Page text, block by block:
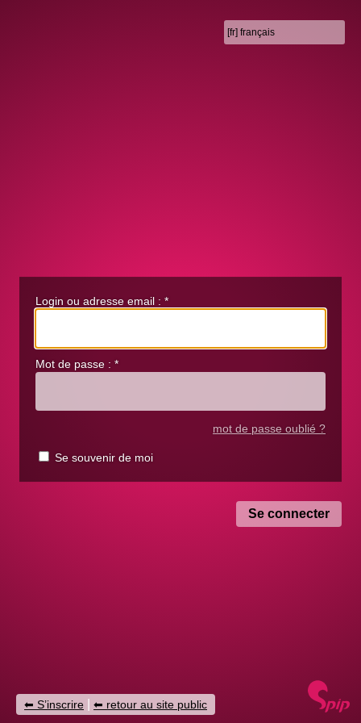
Login ou adresse email : *
Mot de passe : *
mot de passe oublié ?
Se souvenir de moi
S’inscrire retour au site public